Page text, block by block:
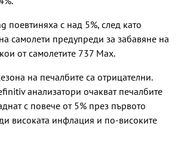
поевтиняха с над 5%, след като
самолети предупреди за забавяне на
от самолетите 737 Max.
на печалбите са отрицателни.
анализатори очакват печалбите
с повече от 5% през първото
високата инфлация и по-високите